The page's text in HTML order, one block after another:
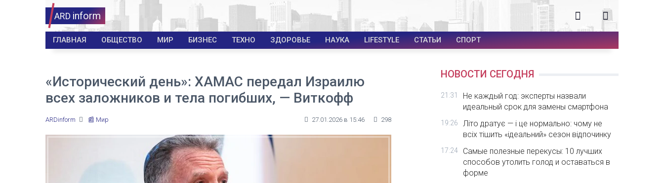
ARD inform
ГЛАВНАЯ ОБЩЕСТВО МИР БИЗНЕС ТЕХНО ЗДОРОВЬЕ НАУКА LIFESTYLE СТАТЬИ СПОРТ
«Исторический день»: ХАМАС передал Израилю
всех заложников и тела погибших, — Виткофф
ARDinform 📰 Мир 27.01.2026 в 15:46 298
НОВОСТИ СЕГОДНЯ
21:31
Не каждый год: эксперты назвали
идеальный срок для замены смартфона
19:26
Літо дратує — і це нормально: чому не
всіх тішить «ідеальний» сезон відпочинку
17:24
Самые полезные перекусы: 10 лучших
способов утолить голод и оставаться в
форме